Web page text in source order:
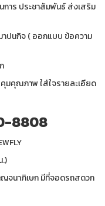
การ ประชาสัมพันธ์ ส่งเสริม
าปนกิจ ( ออกแบบ ข้อความ
มคุณภาพ ใส่ใจรายละเอียด
8808
จนาภิเษก มีที่จอดรถสดวก